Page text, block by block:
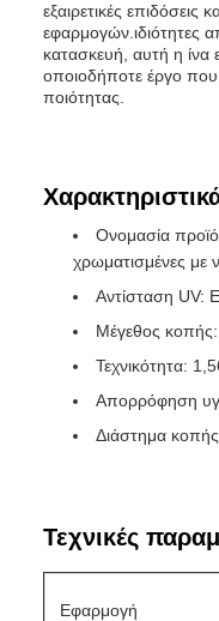
εξαιρετικές επιδόσεις
εφαρμογών.ιδιότητες
κατασκευή, αυτή η ίνα
οποιοδήποτε έργο που
ποιότητας.
Ονομασία
χρωματισμένες με
Αντίσταση UV:
Μέγεθος
Τεχνικότητα:
Απορρόφηση
Διάστημα
Τεχνικές
Εφαρμογή